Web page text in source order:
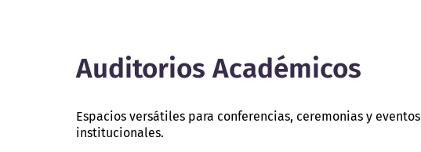
Auditorios Académicos
Espacios versátiles para conferencias, ceremonias y eventos
institucionales.